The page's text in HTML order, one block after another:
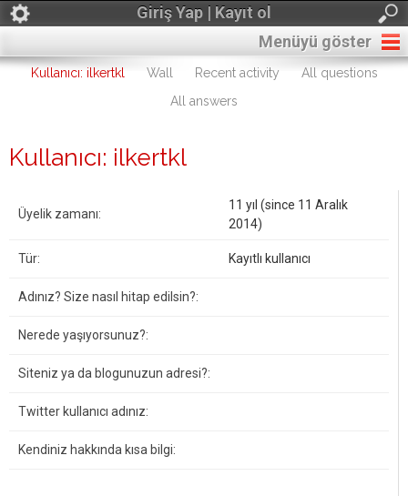
Giriş Yap | Kayıt ol
Menüyü göster
Kullanıcı: ilkertkl Wall Recent activity
All questions
All answers
Kullanıcı: ilkertkl
Üyelik zamanı:
11 yıl (since 11 Aralık
2014)
Tür: Kayıtlı kullanıcı
Adınız? Size nasıl hitap edilsin?:
Nerede yaşıyorsunuz?:
Siteniz ya da blogunuzun adresi?:
Twitter kullanıcı adınız:
Kendiniz hakkında kısa bilgi: